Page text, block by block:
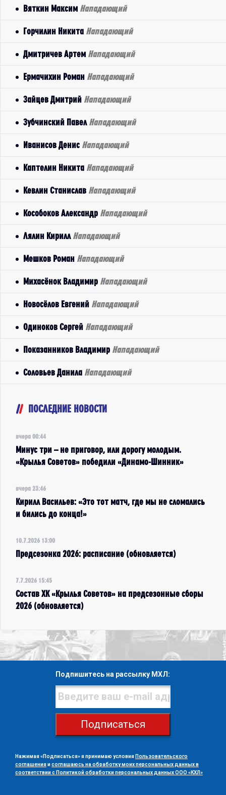
Вяткин Максим Нападающий
Горчилин Никита Нападающий
Дмитричев Артем Нападающий
Ермачихин Роман Нападающий
Зайцев Дмитрий Нападающий
Зубчинский Павел Нападающий
Иванисов Денис Нападающий
Каптелин Никита Нападающий
Кевлин Станислав Нападающий
Кособоков Александр Нападающий
Лялин Кирилл Нападающий
Мешков Роман Нападающий
Михасёнок Владимир Нападающий
Новосёлов Евгений Нападающий
Одиноков Сергей Нападающий
Показанников Владимир Нападающий
Соловьев Данила Нападающий
ПОСЛЕДНИЕ НОВОСТИ
вчера 00:44
Минус три – не приговор, или дорогу молодым.
«Крылья Советов» победили «Динамо-Шинник»
вчера 23:46
Кирилл Васильев: «Это тот матч, где мы не сломались
и бились до конца!»
10.7.2026 13:00
Предсезонка 2026: расписание (обновляется)
7.7.2026 15:45
Состав ХК «Крылья Советов» на предсезонные сборы
2026 (обновляется)
Подпишитесь на рассылку МХЛ:
Подписаться
Нажимая «Подписаться» я принимаю условия Пользовательского
соглашенияисоглашаюсь на обработку моих персональных данных в
соответствии с Политикой обработки персональных данных ООО «КХЛ»